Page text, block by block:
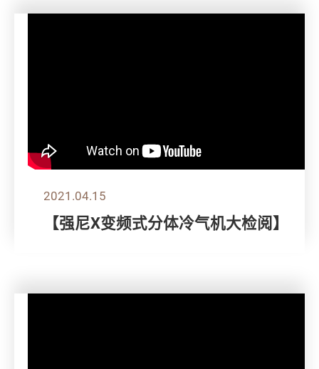
2021.04.15
【强尼X变频式分体冷气机大检阅】